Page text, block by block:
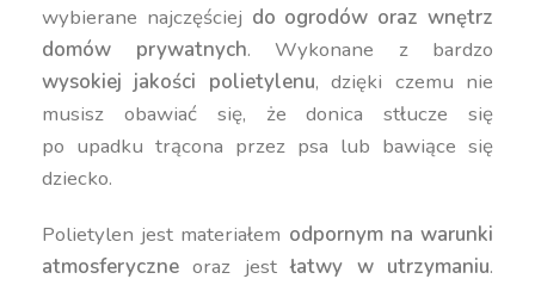
wybierane najczęściej do ogrodów oraz wnętrz
domów prywatnych. Wykonane z bardzo
wysokiej jakości polietylenu, dzięki czemu nie
musisz obawiać się, że donica stłucze się
po upadku trącona przez psa lub bawiące się
dziecko.
Polietylen jest materiałem odpornym na warunki
atmosferyczne oraz jestłatwy w utrzymaniu.